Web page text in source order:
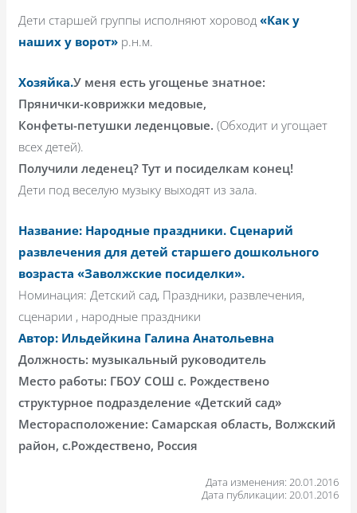
Дети старшей группы исполняют хоровод«Как у
наших у ворот» р.н.м.
Хозяйка.У меня есть угощенье знатное:
Прянички-коврижки медовые,
Конфеты-петушки леденцовые.(Обходит и угощает
всех детей).
Получили леденец? Тут и посиделкам конец!
Дети под веселую музыку выходят из зала.
Название: Народные праздники. Сценарий
развлечения для детей старшего дошкольного
возраста «Заволжские посиделки».
Номинация: Детский сад, Праздники, развлечения,
сценарии , народные праздники
Автор: Ильдейкина Галина Анатольевна
Должность: музыкальный руководитель
Место работы: ГБОУ СОШ с. Рождествено
структурное подразделение «Детский сад»
Месторасположение: Самарская область, Волжский
район, с.Рождествено, Россия
Дата изменения: 20.01.2016
Дата публикации: 20.01.2016